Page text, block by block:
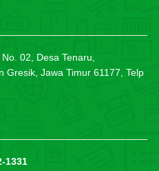
02, Desa Tenaru,
Gresik, Jawa Timur 61177, Telp
1331